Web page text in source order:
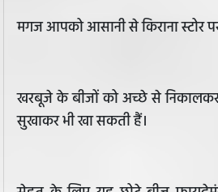
मगज आपको आसानी से किराना स्टोर
खरबूजे के बीजों को अच्छे से
सुखाकर भी खा सकती हैं।